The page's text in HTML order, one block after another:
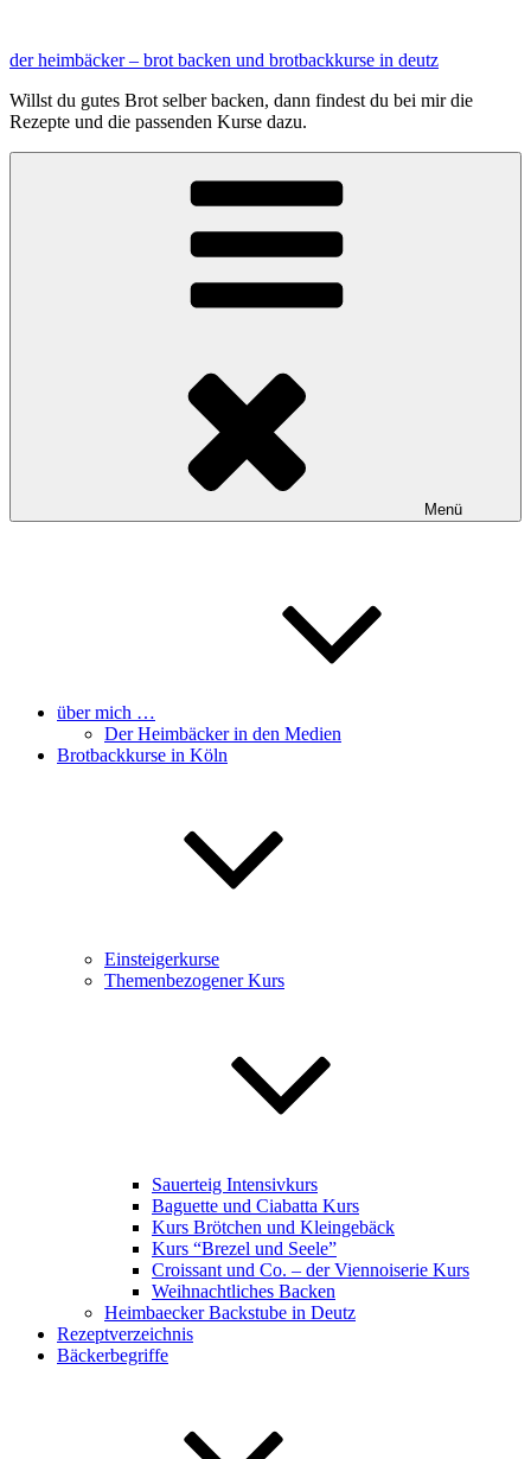
springen
der heimbäcker – brot backen und brotbackkurse in deutz
Willst du gutes Brot selber backen, dann findest du bei mir die
Rezepte und die passenden Kurse dazu.
Menü
über mich …
Der Heimbäcker in den Medien
Brotbackkurse in Köln
Einsteigerkurse
Themenbezogener Kurs
Sauerteig Intensivkurs
Baguette und Ciabatta Kurs
Kurs Brötchen und Kleingebäck
Kurs “Brezel und Seele”
Croissant und Co. – der Viennoiserie Kurs
Weihnachtliches Backen
Heimbaecker Backstube in Deutz
Rezeptverzeichnis
Bäckerbegriffe